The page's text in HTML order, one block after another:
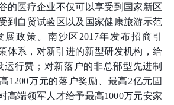
的医疗企业不仅可以享受到国家新区
到自贸试验区以及国家健康旅游示范
政策。南沙区2017年发布招商引
体系，对新引进的新型研发机构，给
运行费；对新落户的非总部型先进制
1200万元的落户奖励、最高2亿元固
高端领军人才给予最高1000万元安家